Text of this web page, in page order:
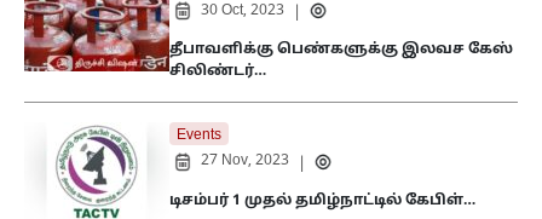
30 Oct, 2023
தீபாவளிக்கு பெண்களுக்கு இலவச கேஸ்
சிலிண்டர்…
Events
27 Nov, 2023
டிசம்பர் 1 முதல் தமிழ்நாட்டில் கேபிள்…